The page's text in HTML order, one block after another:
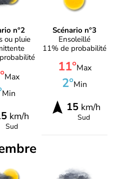
n°2
ou pluie
Max
Min
km/h
Sud
Scénario n°3
Ensoleillé
11% de probabilité
11°Max
2°Min
15 km/h
Sud